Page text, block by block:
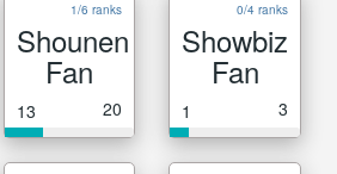
1/6 ranks
Shounen
Fan
13 20
0/4 ranks
Showbiz
Fan
1 3